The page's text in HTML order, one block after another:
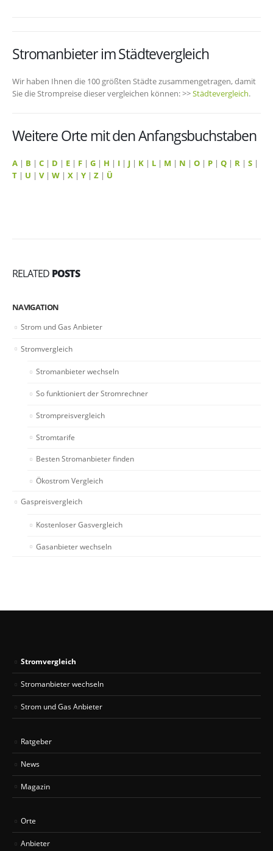
Stromanbieter im Städtevergleich
Wir haben Ihnen die 100 größten Städte zusammengetragen, damit
Sie die Strompreise dieser vergleichen können: >>Städtevergleich.
Weitere Orte mit den Anfangsbuchstaben
A | B | C | D | E | F | G | H | I | J | K | L | M | N | O | P | Q | R | S |
T | U | V| W | X | Y | Z | Ü
RELATED POSTS
NAVIGATION
Strom und Gas Anbieter
Stromvergleich
Stromanbieter wechseln
So funktioniert der Stromrechner
Strompreisvergleich
Stromtarife
Besten Stromanbieter finden
Ökostrom Vergleich
Gaspreisvergleich
Kostenloser Gasvergleich
Gasanbieter wechseln
Stromvergleich
Stromanbieter wechseln
Strom und Gas Anbieter
Ratgeber
News
Magazin
Orte
Anbieter